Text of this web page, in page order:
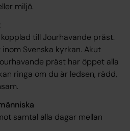
miljö.
till Jourhavande präst.
Svenska kyrkan. Akut
präst har öppet alla
ringa om du är ledsen, rädd,
samtal alla dagar mellan